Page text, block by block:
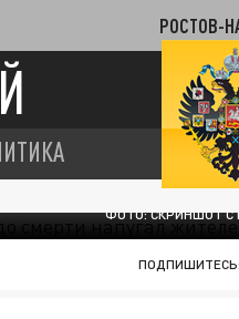
РОСТОВ-
ФОТО: СКРИНШОТ С
ПОДПИШИТЕСЬ: